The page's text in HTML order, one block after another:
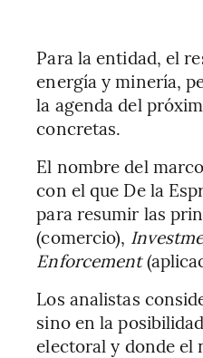
Para la entidad, el
energía y minería,
la agenda del
concretas.
El nombre del
con el que De la
para resumir las
(comercio),
Enforcement
Los analistas
sino en la
electoral y donde el